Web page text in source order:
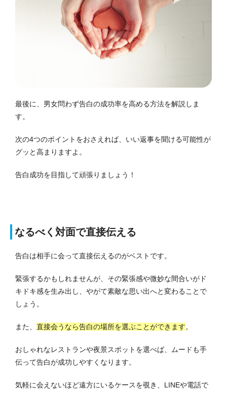
最後に、男女問わず告白の成功率を高める方法を解説しま
す。
次の4つのポイントをおさえれば、いい返事を聞ける可能性が
グッと高まりますよ。
告白成功を目指して頑張りましょう！
なるべく対面で直接伝える
告白は相手に会って直接伝えるのがベストです。
緊張するかもしれませんが、その緊張感や微妙な間合いがド
キドキ感を生み出し、やがて素敵な思い出へと変わることで
しょう。
また、 直接会うなら告白の場所を選ぶことができます。
おしゃれなレストランや夜景スポットを選べば、ムードも手
伝って告白が成功しやすくなります。
気軽に会えないほど遠方にいるケースを覗き、LINEや電話で